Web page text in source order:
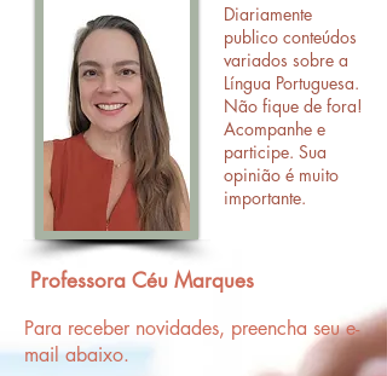
Diariamente
publico conteúdos
variados sobre a
Língua Portuguesa.
Não fique de fora!
Acompanhe e
participe. Sua
opinião é muito
importante.
Professora Céu Marques
Para receber novidades, preencha seu e-
mail abaixo.